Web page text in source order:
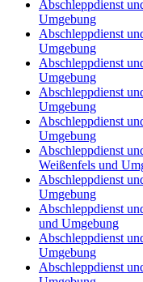
Abschleppdienst
Umgebung
Abschleppdienst
Umgebung
Abschleppdienst
Umgebung
Abschleppdienst
Umgebung
Abschleppdienst
Umgebung
Abschleppdienst
Weißenfels und
Abschleppdienst
Umgebung
Abschleppdienst
und Umgebung
Abschleppdienst
Umgebung
Abschleppdienst